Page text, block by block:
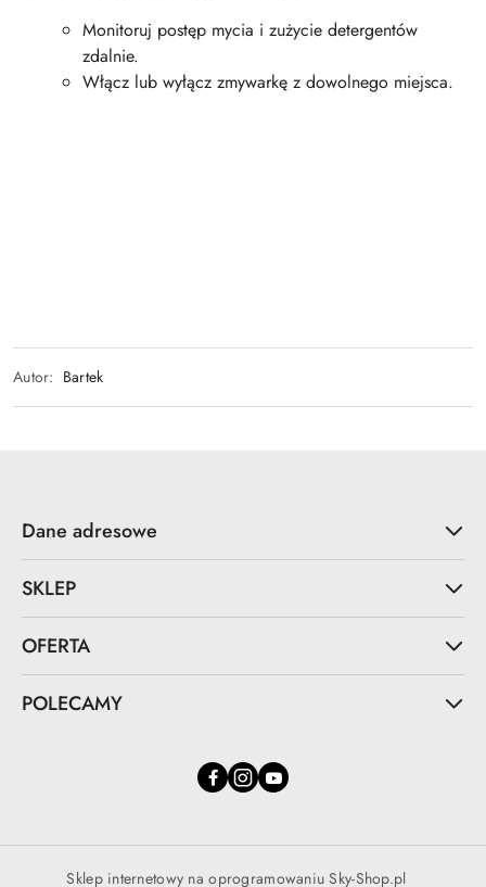
Monitoruj postęp mycia i zużycie detergentów
zdalnie.
Włącz lub wyłącz zmywarkę z dowolnego miejsca.
Autor: Bartek
Dane adresowe
SKLEP
OFERTA
POLECAMY
Sklep internetowy na oprogramowaniu Sky-Shop.pl